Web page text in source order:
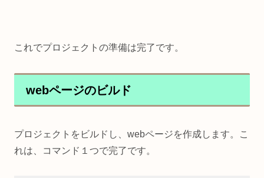
これでプロジェクトの準備は完了です。
webページのビルド
プロジェクトをビルドし、webページを作成します。こ
れは、コマンド１つで完了です。